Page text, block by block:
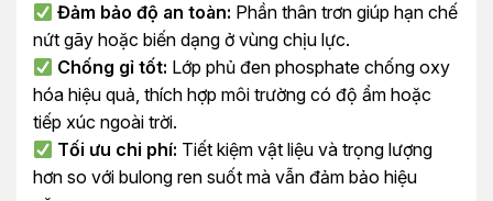
Đảm bảo độ an toàn: Phần thân trơn giúp hạn chế
nứt gãy hoặc biến dạng ở vùng chịu lực.
Chống gỉ tốt: Lớp phủ đen phosphate chống oxy
hóa hiệu quả, thích hợp môi trường có độ ẩm hoặc
tiếp xúc ngoài trời.
Tối ưu chi phí: Tiết kiệm vật liệu và trọng lượng
hơn so với bulong ren suốt mà vẫn đảm bảo hiệu